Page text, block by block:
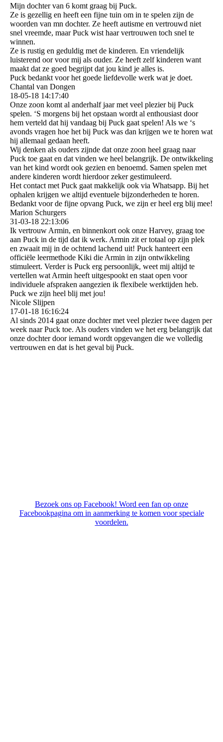
Mijn dochter van 6 komt graag bij Puck.
Ze is gezellig en heeft een fijne tuin om in te spelen zijn de
woorden van mn dochter. Ze heeft autisme en vertrouwd niet
snel vreemde, maar Puck wist haar vertrouwen toch snel te
winnen.
Ze is rustig en geduldig met de kinderen. En vriendelijk
luisterend oor voor mij als ouder. Ze heeft zelf kinderen want
maakt dat ze goed begrijpt dat jou kind je alles is.
Puck bedankt voor het goede liefdevolle werk wat je doet.
Chantal van Dongen
18-05-18 14:17:40
Onze zoon komt al anderhalf jaar met veel plezier bij Puck
spelen. ‘S morgens bij het opstaan wordt al enthousiast door
hem verteld dat hij vandaag bij Puck gaat spelen! Als we ‘s
avonds vragen hoe het bij Puck was dan krijgen we te horen wat
hij allemaal gedaan heeft.
Wij denken als ouders zijnde dat onze zoon heel graag naar
Puck toe gaat en dat vinden we heel belangrijk. De ontwikkeling
van het kind wordt ook gezien en benoemd. Samen spelen met
andere kinderen wordt hierdoor zeker gestimuleerd.
Het contact met Puck gaat makkelijk ook via Whatsapp. Bij het
ophalen krijgen we altijd eventuele bijzonderheden te horen.
Bedankt voor de fijne opvang Puck, we zijn er heel erg blij mee!
Marion Schurgers
31-03-18 22:13:06
Ik vertrouw Armin, en binnenkort ook onze Harvey, graag toe
aan Puck in de tijd dat ik werk. Armin zit er totaal op zijn plek
en zwaait mij in de ochtend lachend uit! Puck hanteert een
officiële leermethode Kiki die Armin in zijn ontwikkeling
stimuleert. Verder is Puck erg persoonlijk, weet mij altijd te
vertellen wat Armin heeft uitgespookt en staat open voor
individuele afspraken aangezien ik flexibele werktijden heb.
Puck we zijn heel blij met jou!
Nicole Slijpen
17-01-18 16:16:24
Al sinds 2014 gaat onze dochter met veel plezier twee dagen per
week naar Puck toe. Als ouders vinden we het erg belangrijk dat
onze dochter door iemand wordt opgevangen die we volledig
vertrouwen en dat is het geval bij Puck.
Bezoek ons op Facebook! Word een fan op onze
Facebookpagina om in aanmerking te komen voor speciale
voordelen.